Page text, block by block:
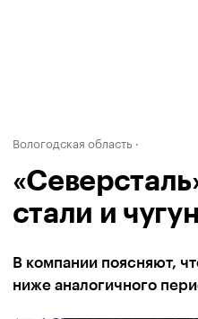
Вологодская область
стали и
В компании поясняют,
ниже аналогичного